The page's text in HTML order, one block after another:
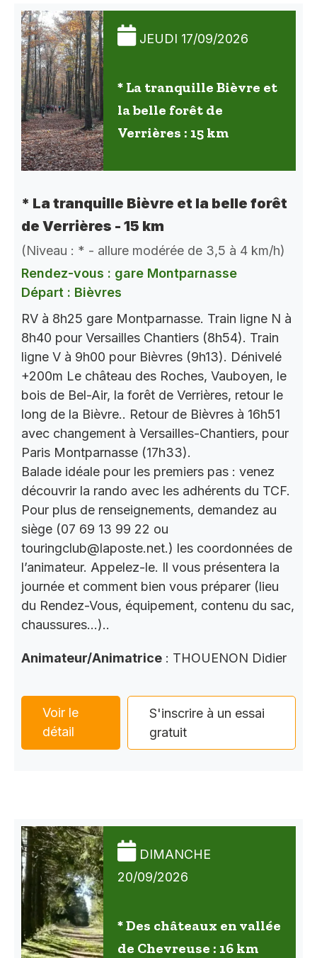
JEUDI 17/09/2026
* La tranquille Bièvre et
la belle forêt de
Verrières : 15 km
* La tranquille Bièvre et la belle forêt
de Verrières - 15 km
(Niveau : * - allure modérée de 3,5 à 4 km/h)
Rendez-vous : gare Montparnasse
Départ : Bièvres
RV à 8h25 gare Montparnasse. Train ligne N à
8h40 pour Versailles Chantiers (8h54). Train
ligne V à 9h00 pour Bièvres (9h13). Dénivelé
+200m Le château des Roches, Vauboyen, le
bois de Bel-Air, la forêt de Verrières, retour le
long de la Bièvre.. Retour de Bièvres à 16h51
avec changement à Versailles-Chantiers, pour
Paris Montparnasse (17h33).
Balade idéale pour les premiers pas : venez
découvrir la rando avec les adhérents du TCF.
Pour plus de renseignements, demandez au
siège (07 69 13 99 22 ou
touringclub@laposte.net.) les coordonnées de
l’animateur. Appelez-le. Il vous présentera la
journée et comment bien vous préparer (lieu
du Rendez-Vous, équipement, contenu du sac,
chaussures…)..
Animateur/Animatrice : THOUENON Didier
Voir le
détail
S'inscrire à un essai
gratuit
DIMANCHE
20/09/2026
* Des châteaux en vallée
de Chevreuse : 16 km